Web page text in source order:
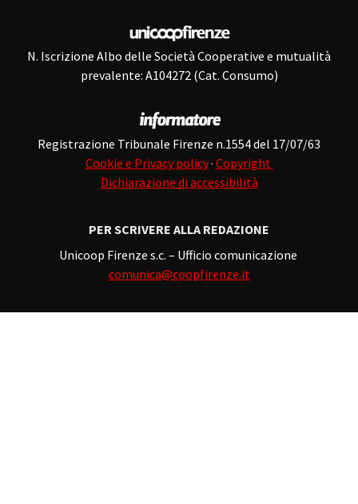
N. Iscrizione Albo delle Società Cooperative e mutualità
prevalente: A104272 (Cat. Consumo)
Registrazione Tribunale Firenze n.1554 del 17/07/63
Cookie e Privacy policy· Copyright
Dichiarazione di accessibilità
PER SCRIVERE ALLA REDAZIONE
Unicoop Firenze s.c. – Ufficio comunicazione
comunica@coopfirenze.it